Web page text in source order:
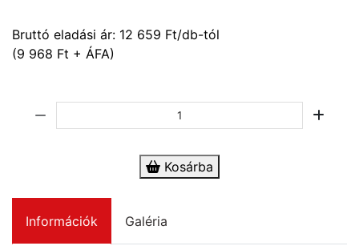
Bruttó eladási ár: 12 659 Ft/db-tól
(9 968 Ft + ÁFA)
Kosárba
Információk Galéria